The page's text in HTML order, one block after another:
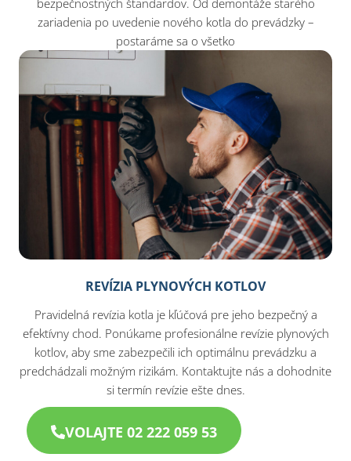
bezpečnostných štandardov. Od demontáže starého
zariadenia po uvedenie nového kotla do prevádzky –
postaráme sa o všetko
REVÍZIA PLYNOVÝCH KOTLOV
Pravidelná revízia kotla je kľúčová pre jeho bezpečný a
efektívny chod. Ponúkame profesionálne revízie plynových
kotlov, aby sme zabezpečili ich optimálnu prevádzku a
predchádzali možným rizikám. Kontaktujte nás a dohodnite
si termín revízie ešte dnes.
VOLAJTE 02 222 059 53